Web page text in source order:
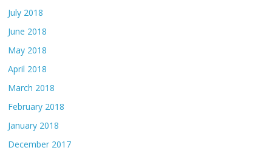
July 2018
June 2018
May 2018
April 2018
March 2018
February 2018
January 2018
December 2017